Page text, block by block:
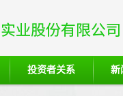
投资者关系 新